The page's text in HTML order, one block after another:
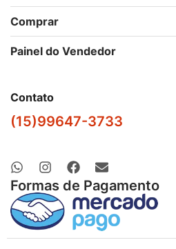
Comprar
Painel do Vendedor
Contato
(15)99647-3733
Formas de Pagamento